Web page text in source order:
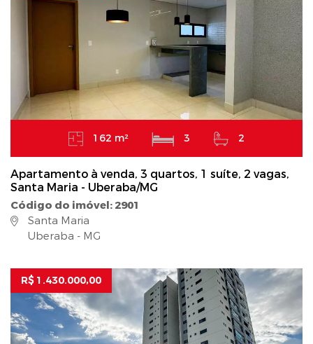
162 m² 3 2
Apartamento à venda, 3 quartos, 1 suíte, 2 vagas,
Santa Maria - Uberaba/MG
Código do imóvel: 2901
Santa Maria
Uberaba - MG
R$ 1.430.000,00